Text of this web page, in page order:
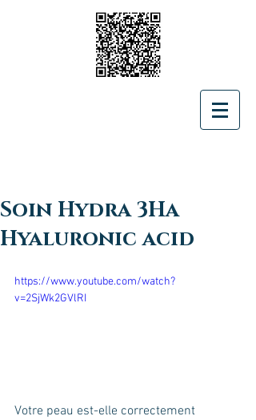
Soin Hydra 3Ha
Hyaluronic acid
https://www.youtube.com/watch?
v=2SjWk2GVlRI
Votre peau est-elle correctement